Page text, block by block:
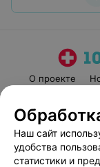
О проекте
Наш сайт
удобства
статистики и